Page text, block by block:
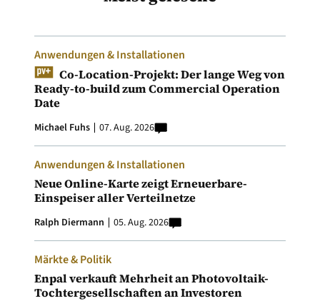
Anwendungen & Installationen
Co-Location-Projekt: Der lange Weg von
Ready-to-build zum Commercial Operation
Date
Michael Fuhs 07. Aug. 2026
Anwendungen & Installationen
Neue Online-Karte zeigt Erneuerbare-
Einspeiser aller Verteilnetze
Ralph Diermann 05. Aug. 2026
Märkte & Politik
Enpal verkauft Mehrheit an Photovoltaik-
Tochtergesellschaften an Investoren